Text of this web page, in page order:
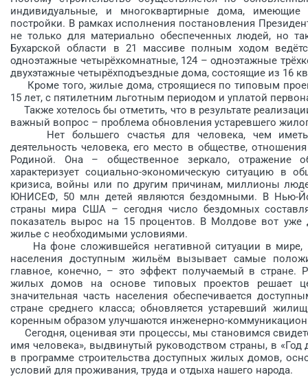
индивидуальные, и многоквартирные дома, имеющие
постройки. В рамках исполнения постановления
не только для материально обеспеченных людей, но
Бухарской области в 21 массиве полным ходом
одноэтажные четырёхкомнатные, 124 – одноэтажные
двухэтажные четырёхподъездные дома, состоящие из 16
Кроме того, жилые дома, строящиеся по типовым
15 лет, с пятилетним льготным периодом и уплатой
Также хотелось бы отметить, что в результате
важный вопрос – проблема обновления устаревшего
Нет большего счастья для человека, чем иметь
деятельность человека, его место в обществе,
Родиной. Она – общественное зеркало, отражение
характеризует социально-экономическую ситуацию в
кризиса, войны или по другим причинам, миллионы
ЮНИСЕФ, 50 млн детей являются бездомными. В Нью-
страны мира США – сегодня число бездомных
показатель вырос на 15 процентов. В Молдове вот уже
жилье с необходимыми условиями.
На фоне сложившейся негативной ситуации в мире,
населения доступным жильём вызывает самые
главное, конечно, – это эффект получаемый в стране.
жилых домов на основе типовых проектов решает
значительная часть населения обеспечивается
стране среднего класса; обновляется устаревший
коренным образом улучшаются инженерно-
Сегодня, оценивая эти процессы, мы становимся
имя человека», выдвинутый руководством страны, в «Год
в программе строительства доступных жилых домов,
условий для проживания, труда и отдыха нашего народа.